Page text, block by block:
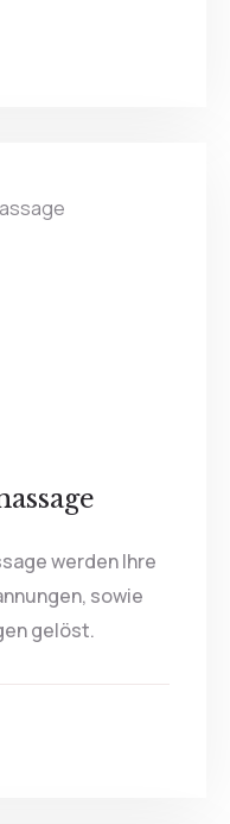
werden Ihre
sowie
gelöst.